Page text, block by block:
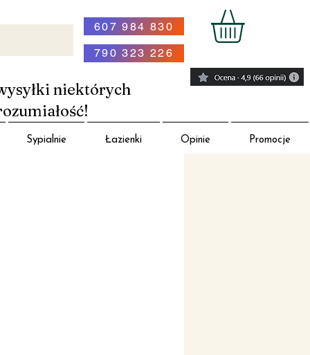
607 984 830
790 323 226
niektórych
Sypialnie Łazienki Opinie Promocje